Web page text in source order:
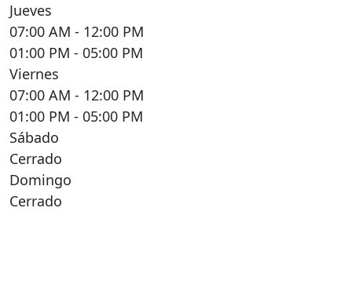
Jueves
07:00 AM - 12:00 PM
01:00 PM - 05:00 PM
Viernes
07:00 AM - 12:00 PM
01:00 PM - 05:00 PM
Sábado
Cerrado
Domingo
Cerrado